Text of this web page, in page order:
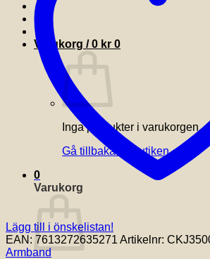
Varukorg /0 kr 0
Inga produkter i varukorgen.
Gå tillbaka till butiken
0
Varukorg
Lägg till i önskelistan!
EAN:7613272635271 Artikelnr:
Armband